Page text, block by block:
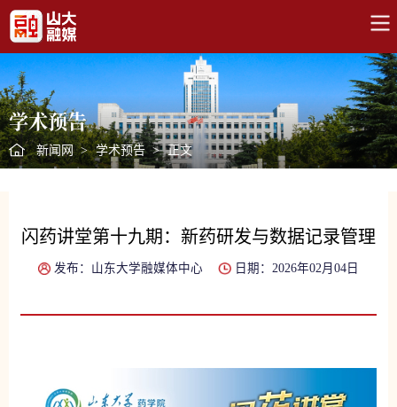
学术预告
新闻网 > 学术预告 > 正文
闪药讲堂第十九期：新药研发与数据记录管理
发布：山东大学融媒体中心 日期：2026年02月04日